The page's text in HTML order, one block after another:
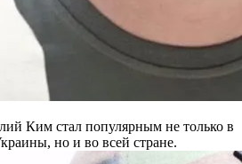
Ким стал популярным не только в
но и во всей стране.